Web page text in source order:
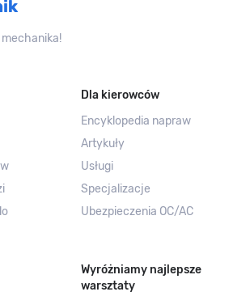
Dla kierowców
Encyklopedia napraw
Artykuły
Usługi
Specjalizacje
Ubezpieczenia OC/AC
Wyróżniamy najlepsze
warsztaty